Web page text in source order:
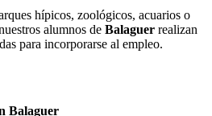
hípicos, zoológicos, acuarios o
alumnos de Balaguer realizan
para incorporarse al empleo.
Balaguer